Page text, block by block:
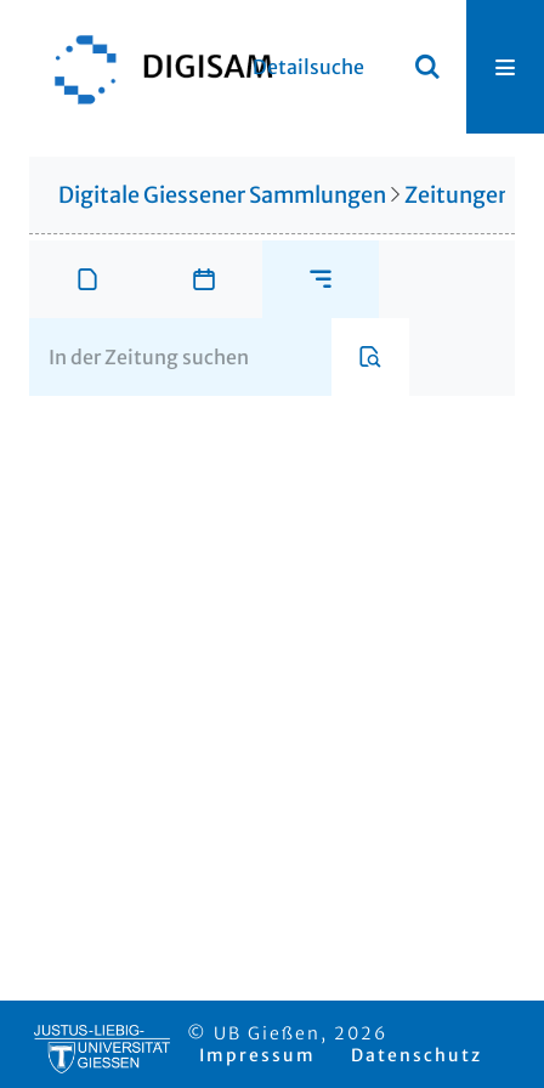
Detailsuche
Digitale Giessener Sammlungen Zeitungen
© UB Gießen, 2026
Impressum
Datenschutz